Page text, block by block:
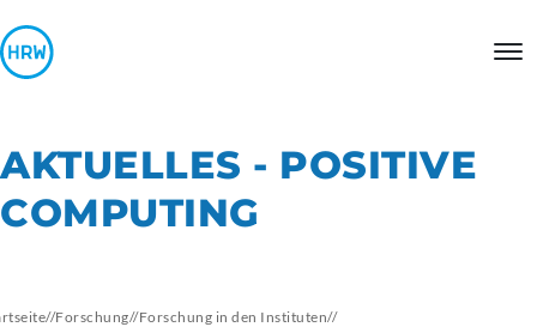
AKTUELLES - POSITIVE
COMPUTING
//Forschung//Forschung in den Instituten//